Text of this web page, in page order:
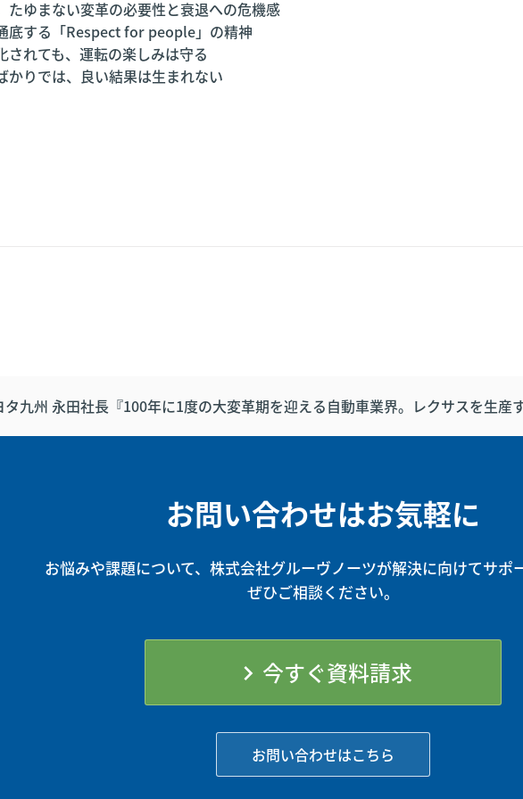
たゆまない変革の必要性と衰退への危機感
底する「Respect for people」の精神
されても、運転の楽しみは守る
かりでは、良い結果は生まれない
タ九州 永田社長『100年に1度の大変革期を迎える自動車業界。レクサスを生
お問い合わせはお気軽に
お悩みや課題について、株式会社グルーヴノーツが解決に向けてサポ
ぜひご相談ください。
chevron_right 今すぐ資料請求
お問い合わせはこちら